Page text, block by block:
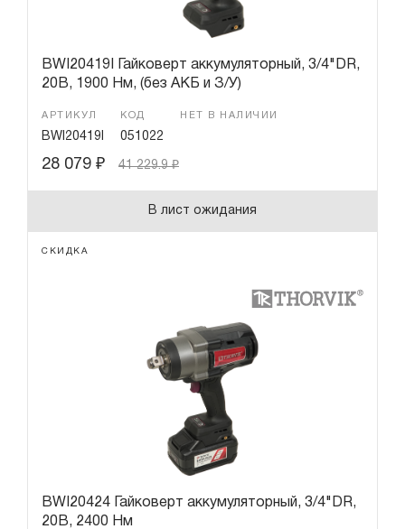
BWI20419I Гайковерт аккумуляторный, 3/4"DR,
20В, 1900 Нм, (без АКБ и З/У)
АРТИКУЛ
BWI20419I
КОД
051022
НЕТ В НАЛИЧИИ
28 079 ₽ 41 229.9₽
В лист ожидания
СКИДКА
BWI20424 Гайковерт аккумуляторный, 3/4"DR,
20В, 2400 Нм